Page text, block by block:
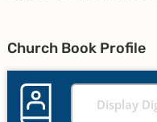
Church Book Profile
Display